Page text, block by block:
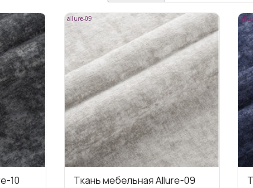
10
allure-09
Ткань мебельная Allure-09